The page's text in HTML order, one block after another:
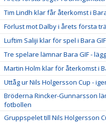
Tim Lindh klar får återkomst i
Förlust mot Dalby i årets första
Luftim Saliji klar för spel i Bara
Tre spelare lämnar Bara GIF -
Martin Holm klar för återkomst i
Uttåg ur Nils Holgersson Cup -
Bröderna Rincker-Gunnarsson
fotbollen
Gruppspelet till Nils Holgersson